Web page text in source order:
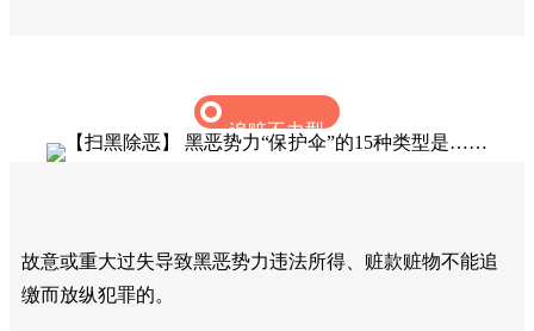
追赃不力型
故意或重大过失导致黑恶势力违法所得、赃款赃物不能追
缴而放纵犯罪的。‍